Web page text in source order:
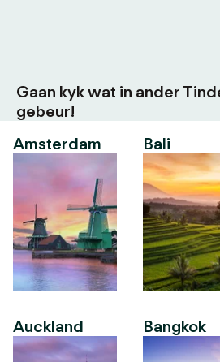
Gaan kyk wat in ander
gebeur!
Amsterdam
Auckland
Bali
Bangkok